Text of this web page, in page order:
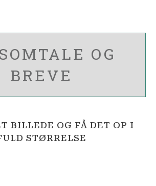
OG
BREVE
BILLEDE OG FÅ DET OP I
STØRRELSE